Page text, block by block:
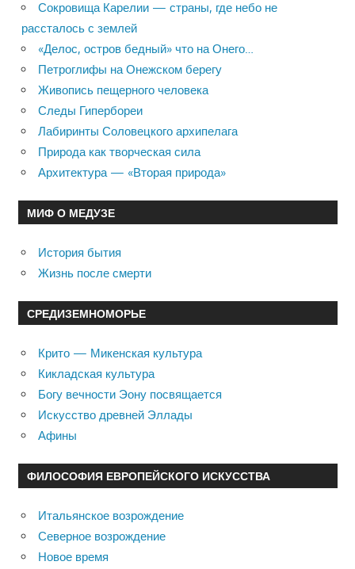
Сокровища Карелии — страны, где небо не
рассталось с землей
«Делос, остров бедный» что на Онего…
Петроглифы на Онежском берегу
Живопись пещерного человека
Следы Гипербореи
Лабиринты Соловецкого архипелага
Природа как творческая сила
Архитектура — «Вторая природа»
МИФ О МЕДУЗЕ
История бытия
Жизнь после смерти
СРЕДИЗЕМНОМОРЬЕ
Крито — Микенская культура
Кикладская культура
Богу вечности Эону посвящается
Искусство древней Эллады
Афины
ФИЛОСОФИЯ ЕВРОПЕЙСКОГО ИСКУССТВА
Итальянское возрождение
Северное возрождение
Новое время